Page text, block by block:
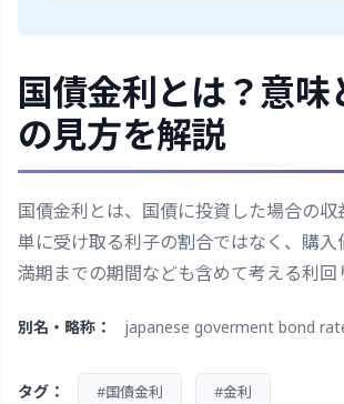
国債金利とは？意味
の見方を解説
国債金利とは、国債に投資した場合の収
単に受け取る利子の割合ではなく、購入
満期までの期間なども含めて考える利回
別名・略称： japanese goverment bond
タグ： #国債金利 #金利